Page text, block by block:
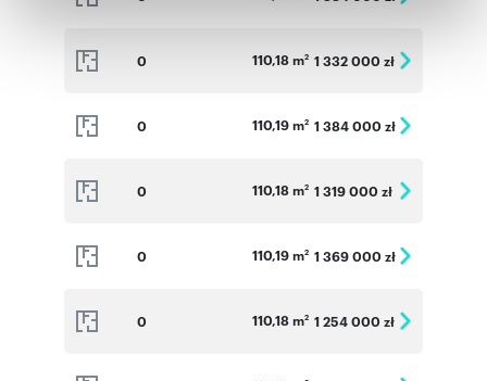
Partnerzy mogą połączyć te informacje z innymi danymi
korzystania z ich usług.
0 110,18 m2 1 332 000 zł
0 110,19 m2 1 384 000 zł
0 110,18 m2 1 319 000 zł
0 110,19 m2 1 369 000 zł
0 110,18 m2 1 254 000 zł